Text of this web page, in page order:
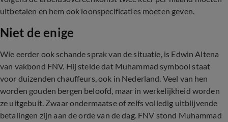
uitbetalen en hem ook loonspecificaties moeten geven.
Niet de enige
Wie eerder ook schande sprak van de situatie, is Edwin Altena
van vakbond FNV. Hij stelde dat Muhammad symbool staat
voor duizenden chauffeurs, ook in Nederland. Veel van hen
worden gouden bergen beloofd, maar in werkelijkheid worden
ze uitgebuit. Zwaar ondermaatse of zelfs volledig uitblijvende
betalingen zijn aan de orde van de dag. FNV stond Muhammad